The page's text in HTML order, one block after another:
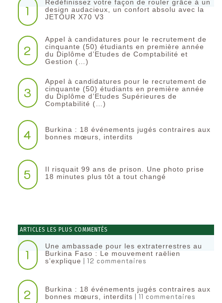
1
Redéfinissez votre façon de rouler grâce à un
design audacieux, un confort absolu avec la
JETOUR X70 V3
2
Appel à candidatures pour le recrutement de
cinquante (50) étudiants en première année
du Diplôme d’Etudes de Comptabilité et
Gestion (…)
3
Appel à candidatures pour le recrutement de
cinquante (50) étudiants en première année
du Diplôme d’Etudes Supérieures de
Comptabilité (…)
4
Burkina : 18 événements jugés contraires aux
bonnes mœurs, interdits
5
Il risquait 99 ans de prison. Une photo prise
18 minutes plus tôt a tout changé
ARTICLES LES PLUS COMMENTÉS
1
Une ambassade pour les extraterrestres au
Burkina Faso : Le mouvement raëlien
s’explique | 12 commentaires
2
Burkina : 18 événements jugés contraires aux
bonnes mœurs, interdits | 11 commentaires